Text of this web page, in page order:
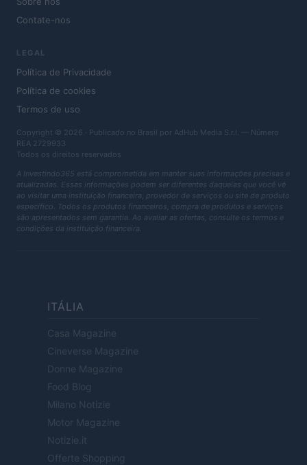
Contate-nos
LEGAL
Política de Privacidade
Política de cookies
Termos de uso
Copyright © 2026 · Publicado no Brasil por AdHub Media S.r.l. — Número
REA 2729933
Todos os direitos reservados
A Investindo365 está comprometida em manter suas informações precisas e
atualizadas. Essas informações podem ser diferentes daquelas que você vê
ao visitar uma instituição financeira, provedor de serviços ou site de produto
específico. Todos os produtos financeiros, compra de produtos e serviços
são apresentados sem garantia. Ao avaliar as ofertas, consulte os termos e
condições da instituição financeira.
ITÁLIA
Casa Magazine
Cineverse Magazine
Donne Magazine
Food Blog
Milano Notizie
Motor Magazine
Notizie.it
Offerte Shopping